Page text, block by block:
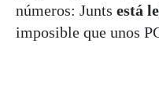
números: Junts está
imposible que unos